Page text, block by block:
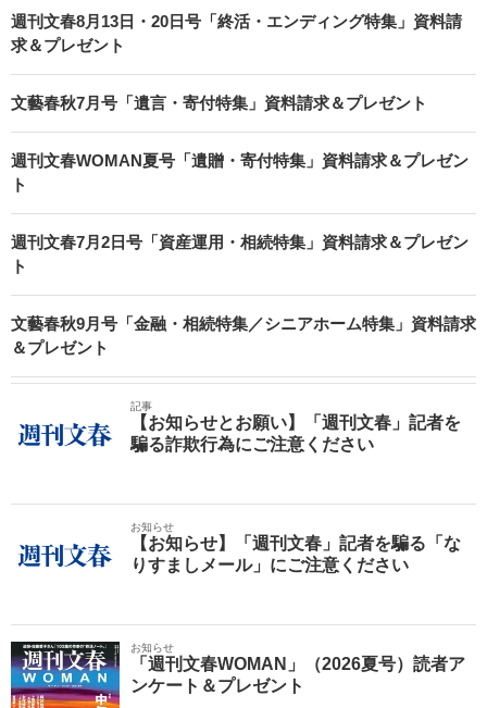
週刊文春8月13日・20日号「終活・エンディング特集」資料請
求＆プレゼント
文藝春秋7月号「遺言・寄付特集」資料請求＆プレゼント
週刊文春WOMAN夏号「遺贈・寄付特集」資料請求＆プレゼン
ト
週刊文春7月2日号「資産運用・相続特集」資料請求＆プレゼン
ト
文藝春秋9月号「金融・相続特集／シニアホーム特集」資料請求
＆プレゼント
記事
【お知らせとお願い】「週刊文春」記者を
騙る詐欺行為にご注意ください
お知らせ
【お知らせ】「週刊文春」記者を騙る「な
りすましメール」にご注意ください
お知らせ
「週刊文春WOMAN」（2026夏号）読者ア
ンケート＆プレゼント